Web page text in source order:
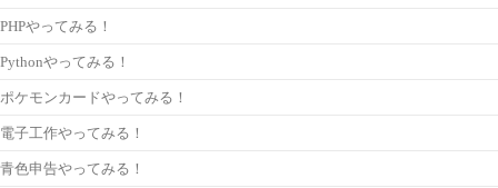
PHPやってみる！
Pythonやってみる！
ポケモンカードやってみる！
電子工作やってみる！
青色申告やってみる！